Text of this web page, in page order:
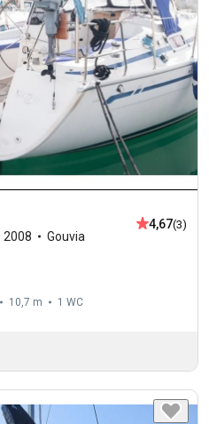
2008 Gouvia
4,67(3)
10,7 m 1 WC